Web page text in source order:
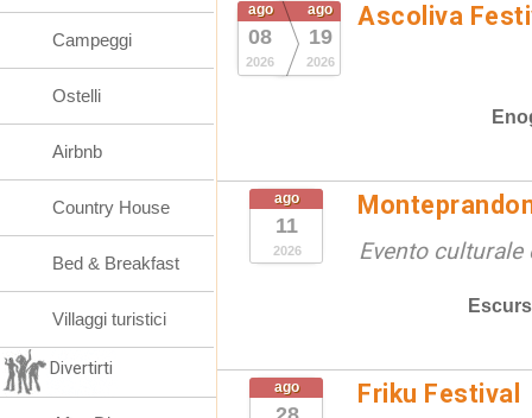
ago
08
2026
ago
19
2026
Ascoliva
ago
11
2026 Evento
ago Friku Festival
Campeggi
Ostelli
Airbnb
Country House
Bed & Breakfast
Villaggi turistici
Divertirti